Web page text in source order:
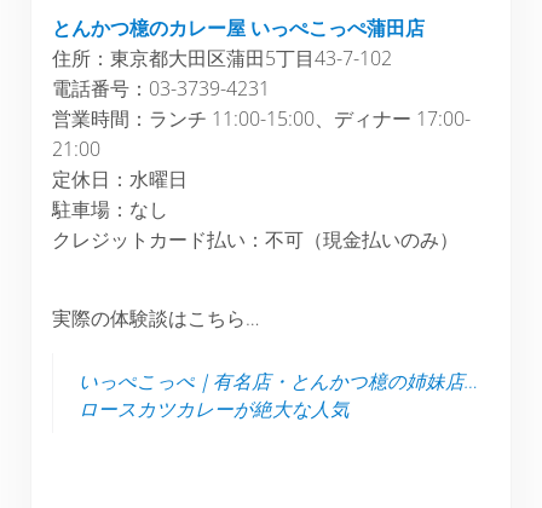
とんかつ檍のカレー屋 いっぺこっぺ蒲田店
住所：東京都大田区蒲田5丁目43-7-102
電話番号：03-3739-4231
営業時間：ランチ 11:00-15:00、ディナー 17:00-
21:00
定休日：水曜日
駐車場：なし
クレジットカード払い：不可（現金払いのみ）
実際の体験談はこちら…
いっぺこっぺ｜有名店・とんかつ檍の姉妹店…
ロースカツカレーが絶大な人気